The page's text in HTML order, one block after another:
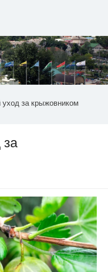
за крыжовником